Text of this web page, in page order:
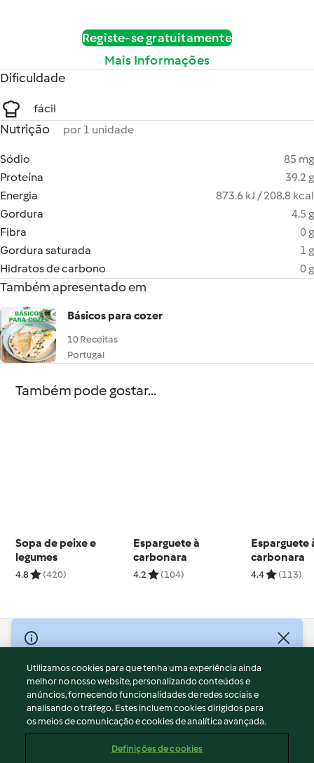
Registe-se gratuitamente
Mais Informações
Dificuldade
fácil
Nutrição por 1 unidade
Sódio
85 mg
Proteína
39.2 g
Energia
873.6 kJ / 208.8 kcal
Gordura
4.5 g
Fibra
0 g
Gordura saturada
1 g
Hidratos de carbono
0 g
Também apresentado em
Básicos para cozer
10 Receitas
Portugal
Também pode gostar...
Sopa de peixe e
legumes
4.8 (420)
Esparguete à
carbonara
4.2 (104)
Esparguete
carbonara
4.4 (113)
© Copyright 2026
Termos de Utilização
Aviso sobre Proteção de Dados
Aviso
Apoio legal
Utilizamos cookies para que tenha uma experiência ainda
melhor no nosso website, personalizando conteúdos e
anúncios, fornecendo funcionalidades de redes sociais e
analisando o tráfego. Estes incluem cookies dirigidos para
os meios de comunicação e cookies de analítica avançada.
Definições de cookies